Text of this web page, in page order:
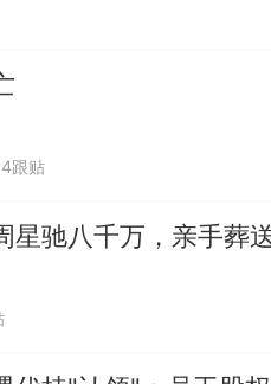
跟贴
星驰八千万，亲手葬